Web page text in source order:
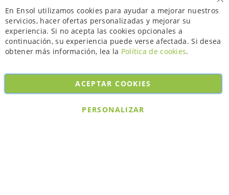
Copyright © 2026. All rights reserved. Powered byBobaly Partners.
En Ensol utilizamos cookies para ayudar a mejorar nuestros
servicios, hacer ofertas personalizadas y mejorar su
experiencia. Si no acepta las cookies opcionales a
continuación, su experiencia puede verse afectada. Si desea
obtener más información, lea la Política de cookies.
ACEPTAR COOKIES
PERSONALIZAR